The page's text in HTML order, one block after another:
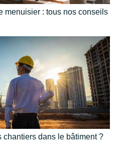
menuisier : tous nos conseils
chantiers dans le bâtiment ?